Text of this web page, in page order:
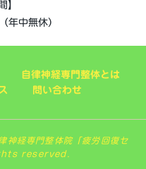
】
年中無休）
自律神経専門整体とは
問い合わせ
経専門整体院「疲労回復セ
reserved.